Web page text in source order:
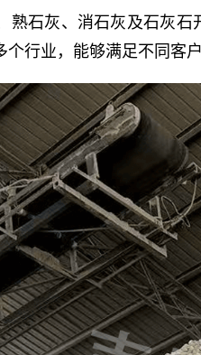
熟石灰、消石灰及石灰
行业，能够满足不同客户